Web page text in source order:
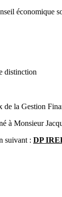
économique
distinction
de la Gestion
à Monsieur
suivant : DP